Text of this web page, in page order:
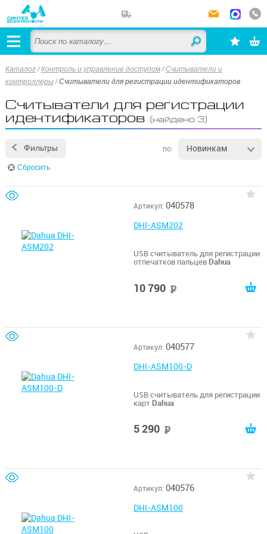
Каталог /Контроль и управление доступом /Считыватели и
контроллеры /Считыватели для регистрации идентификаторов
Считыватели для регистрации
идентификаторов (найдено 3)
Фильтры по: Новинкам
Сбросить
Артикул: 040578
DHI-ASM202
USB считыватель для регистрации
отпечатков пальцев Dahua
10 790
Артикул: 040577
DHI-ASM100-D
USB считыватель для регистрации
карт Dahua
5 290
Артикул: 040576
DHI-ASM100